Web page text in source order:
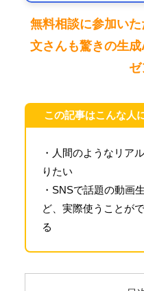
無料相談に参加い
文さんも驚きの生
ゼ
この記事はこんな人
・人間のようなリア
りたい
・SNSで話題の動画
ど、実際使うことが
る